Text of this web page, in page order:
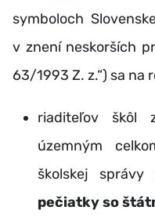
symboloch
v znení neskorších
63/1993 Z. z.“) sa na
riaditeľov škôl
územným
školskej správy
pečiatky so